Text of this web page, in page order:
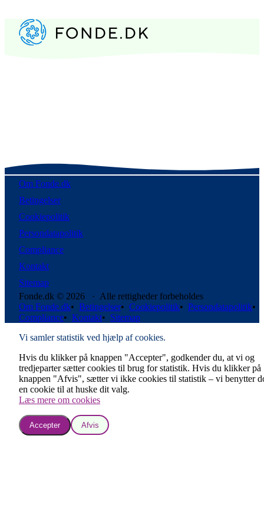
Om Fonde.dk
Betingelser
Cookiepolitik
Persondatapolitik
Compliance
Kontakt
Sitemap
Fonde.dk © 2026 · Alle rettigheder forbeholdes
Om Fonde.dk• Betingelser• Cookiepolitik• Persondatapolitik•
Compliance• Kontakt• Sitemap
Vi samler statistik ved hjælp af cookies.
Hvis du klikker på knappen "Accepter", godkender du, at vi og
tredjeparter sætter cookies til brug for statistik. Hvis du klikker på
knappen "Afvis", sætter vi ikke cookies til statistik – vi benytter
en cookie til at huske dit valg.
Læs mere om cookies
Accepter Afvis